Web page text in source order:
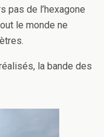
pas de l’hexagone
le monde ne
la bande des